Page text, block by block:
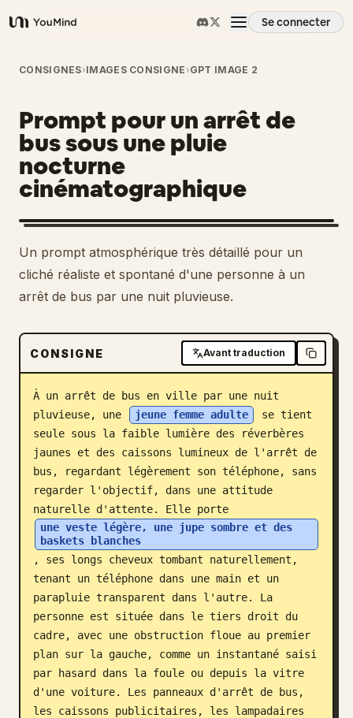
YouMind
Se connecter
Aperçu
Cas d'usage
Compétences
Invites
Tarifs
Blog
Mises à jour
CONSIGNES›IMAGES CONSIGNE ›GPT IMAGE 2
Prompt pour un arrêt de
bus sous une pluie
nocturne
cinématographique
Un prompt atmosphérique très détaillé pour un
cliché réaliste et spontané d'une personne à un
arrêt de bus par une nuit pluvieuse.
CONSIGNE Avant traduction
À un arrêt de bus en ville par une nuit
pluvieuse, une
jeune femme adulte
se tient
seule sous la faible lumière des réverbères
jaunes et des caissons lumineux de l'arrêt de
bus, regardant légèrement son téléphone, sans
regarder l'objectif, dans une attitude
naturelle d'attente. Elle porte
une veste légère, une jupe sombre et des
baskets blanches
, ses longs cheveux tombant naturellement,
tenant un téléphone dans une main et un
parapluie transparent dans l'autre. La
personne est située dans le tiers droit du
cadre, avec une obstruction floue au premier
plan sur la gauche, comme un instantané saisi
par hasard dans la foule ou depuis la vitre
d'une voiture. Les panneaux d'arrêt de bus,
les caissons publicitaires, les lampadaires